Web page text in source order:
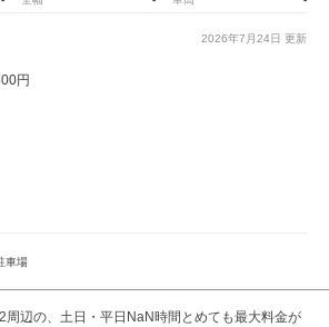
2026年7月24日 更新
円
車場
周辺の、土日・平日NaN時間とめても最大料金が